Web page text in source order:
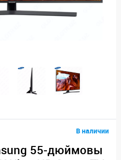
В наличии
55-дюймовы